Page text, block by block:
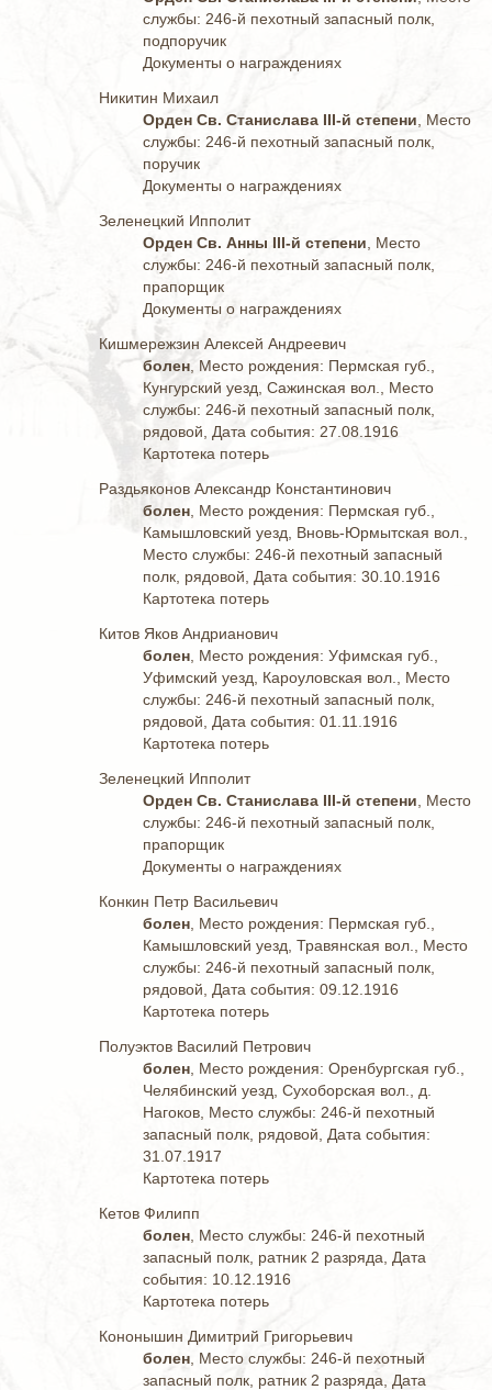
службы: 246-й пехотный запасный полк,
подпоручик
Документы о награждениях
Никитин Михаил
Орден Св. Станислава III-й степени , Место
службы: 246-й пехотный запасный полк,
поручик
Документы о награждениях
Зеленецкий Ипполит
Орден Св. Анны III-й степени , Место
службы: 246-й пехотный запасный полк,
прапорщик
Документы о награждениях
Кишмережзин Алексей Андреевич
болен , Место рождения: Пермская губ.,
Кунгурский уезд, Сажинская вол., Место
службы: 246-й пехотный запасный полк,
рядовой, Дата события: 27.08.1916
Картотека потерь
Раздьяконов Александр Константинович
болен , Место рождения: Пермская губ.,
Камышловский уезд, Вновь-Юрмытская вол.,
Место службы: 246-й пехотный запасный
полк, рядовой, Дата события: 30.10.1916
Картотека потерь
Китов Яков Андрианович
болен , Место рождения: Уфимская губ.,
Уфимский уезд, Кароуловская вол., Место
службы: 246-й пехотный запасный полк,
рядовой, Дата события: 01.11.1916
Картотека потерь
Зеленецкий Ипполит
Орден Св. Станислава III-й степени , Место
службы: 246-й пехотный запасный полк,
прапорщик
Документы о награждениях
Конкин Петр Васильевич
болен , Место рождения: Пермская губ.,
Камышловский уезд, Травянская вол., Место
службы: 246-й пехотный запасный полк,
рядовой, Дата события: 09.12.1916
Картотека потерь
Полуэктов Василий Петрович
болен , Место рождения: Оренбургская губ.,
Челябинский уезд, Сухоборская вол., д.
Нагоков, Место службы: 246-й пехотный
запасный полк, рядовой, Дата события:
31.07.1917
Картотека потерь
Кетов Филипп
болен , Место службы: 246-й пехотный
запасный полк, ратник 2 разряда, Дата
события: 10.12.1916
Картотека потерь
Кононышин Димитрий Григорьевич
болен , Место службы: 246-й пехотный
запасный полк, ратник 2 разряда, Дата